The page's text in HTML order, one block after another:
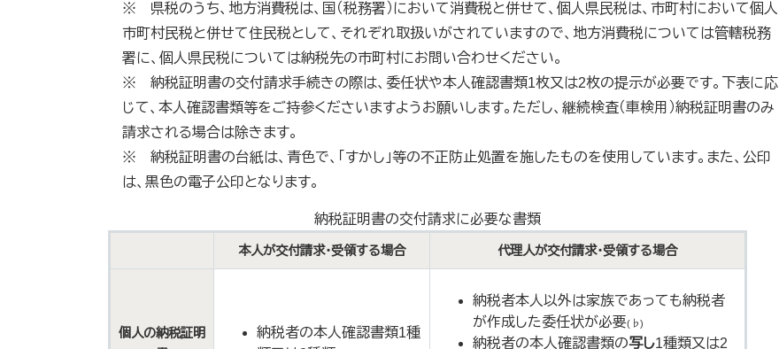
※ 県税のうち、地方消費税は、国（税務署）において消費税と併せて、個人県民税は、市町村において個人
市町村民税と併せて住民税として、それぞれ取扱いがされていますので、地方消費税については管轄税務
署に、個人県民税については納税先の市町村にお問い合わせください。
※ 納税証明書の交付請求手続きの際は、委任状や本人確認書類1枚又は2枚の提示が必要です。下表に応
じて、本人確認書類等をご持参くださいますようお願いします。ただし、継続検査（車検用）納税証明書のみ
請求される場合は除きます。
※ 納税証明書の台紙は、青色で、「すかし」等の不正防止処置を施したものを使用しています。また、公印
は、黒色の電子公印となります。
納税証明書の交付請求に必要な書類
本人が交付請求・受領する場合 代理人が交付請求・受領する場合
個人の納税証明
納税者の本人確認書類1種
納税者本人以外は家族であっても納税者
が作成した委任状が必要(♭)
納税者の本人確認書類の写し1種類又は2